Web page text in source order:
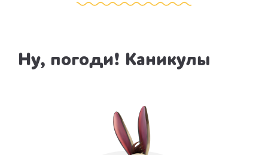
Ну, погоди! Каникулы